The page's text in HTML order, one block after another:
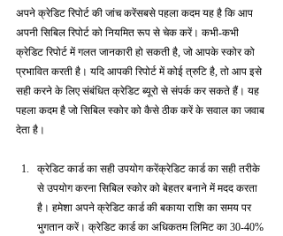
अपने क्रेडिट रिपोर्ट की जांच करेंसबसे पहला कदम यह है कि आप
अपनी सिबिल रिपोर्ट को नियमित रूप से चेक करें। कभी-कभी
क्रेडिट रिपोर्ट में गलत जानकारी हो सकती है, जो आपके स्कोर को
प्रभावित करती है। यदि आपकी रिपोर्ट में कोई त्रुटि है, तो आप इसे
सही करने के लिए संबंधित क्रेडिट ब्यूरो से संपर्क कर सकते हैं। यह
पहला कदम है जो सिबिल स्कोर को कैसे ठीक करें के सवाल का जवाब
देता है।
क्रेडिट कार्ड का सही उपयोग करेंक्रेडिट कार्ड का सही तरीके
से उपयोग करना सिबिल स्कोर को बेहतर बनाने में मदद करता
है। हमेशा अपने क्रेडिट कार्ड की बकाया राशि का समय पर
भुगतान करें। क्रेडिट कार्ड का अधिकतम लिमिट का 30-40%